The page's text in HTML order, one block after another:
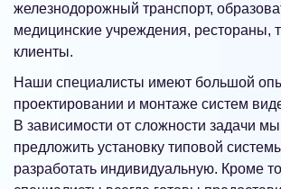
железнодорожный транспорт,
медицинские учреждения, рестораны,
клиенты.
Наши специалисты имеют большой
проектировании и монтаже систем
В зависимости от сложности задачи
предложить установку типовой
разработать индивидуальную. Кроме